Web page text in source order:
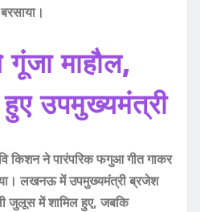
माहौल,
उपमुख्यमंत्री
किशन ने पारंपरिक फगुआ गीत गाकर
लखनऊ में उपमुख्यमंत्री ब्रजेश
जुलूस में शामिल हुए, जबकि